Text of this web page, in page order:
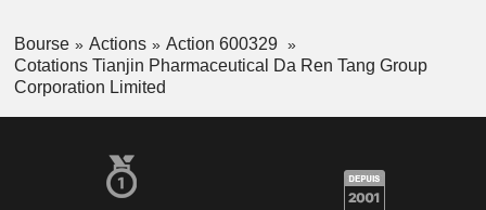
Bourse Actions
Action 600329
Cotations Tianjin Pharmaceutical Da Ren Tang Group
Corporation Limited